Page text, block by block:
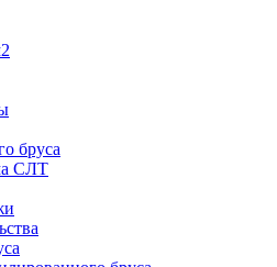
бруса
СЛТ